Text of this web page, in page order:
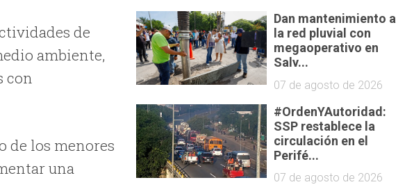
de
ambiente,
con
de los menores
una
Dan mantenimiento a
la red pluvial con
megaoperativo en
Salv...
07 de agosto de 2026
#OrdenYAutoridad:
SSP restablece la
circulación en el
Perifé...
07 de agosto de 2026